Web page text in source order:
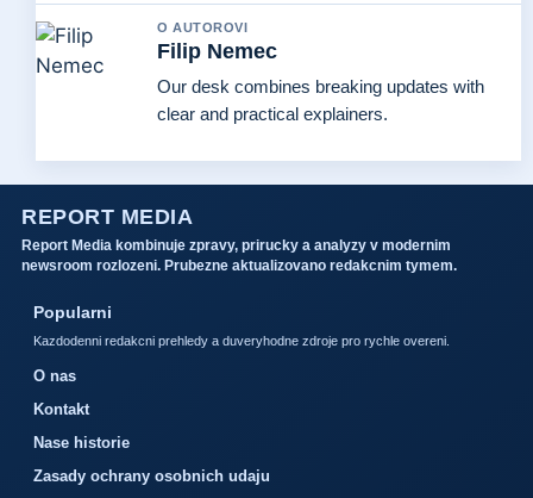
O AUTOROVI
Filip Nemec
Our desk combines breaking updates with
clear and practical explainers.
REPORT MEDIA
Report Media kombinuje zpravy, prirucky a analyzy v modernim
newsroom rozlozeni. Prubezne aktualizovano redakcnim tymem.
Popularni
Kazdodenni redakcni prehledy a duveryhodne zdroje pro rychle overeni.
O nas
Kontakt
Nase historie
Zasady ochrany osobnich udaju